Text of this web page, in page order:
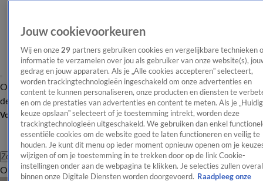
OverzichtAfleveringen Entertainment TV Algemeen
Tip
de redactieNieuwsbrief
Volg Shownieuws
Zoeken
OverzichtEntertainmentSpraakmakendRealityCrimeVideo's
Jouw cookievoorkeuren
Wij en onze 29 partners gebruiken cookies en vergelijkbare technieken
informatie te verzamelen over jou als gebruiker van onze website(s),
gedrag en jouw apparaten. Als je „Alle cookies accepteren” selecteert,
worden trackingtechnologieën ingeschakeld om onze advertenties en
content te kunnen personaliseren, onze producten en diensten te
en om de prestaties van advertenties en content te meten. Als je
keuze opslaan” selecteert of je toestemming intrekt, worden deze
trackingtechnologieën uitgeschakeld. We gebruiken dan enkel
essentiële cookies om de website goed te laten functioneren en veilig te
houden. Je kunt dit menu op ieder moment opnieuw openen om je
wijzigen of om je toestemming in te trekken door op de link Cookie-
instellingen onder aan de webpagina te klikken. Je selecties zullen overal
binnen onze Digitale Diensten worden doorgevoerd. Raadpleeg onze